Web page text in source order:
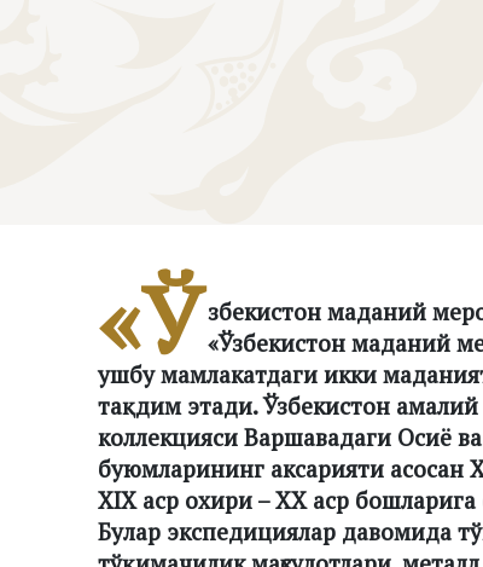
«Ўзбекистон маданий
«Ўзбекистон маданий
ушбу мамлакатдаги икки
тақдим этади. Ўзбекистон
коллекцияси Варшавадаги Осиё
буюмларининг аксарияти асосан
XIX аср охири – XX аср
Булар экспедициялар давомида